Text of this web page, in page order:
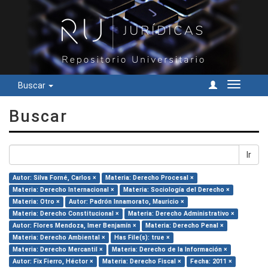
Buscar
Cambiar
Buscar
Ir
Autor: Silva Forné, Carlos ×
Materia: Derecho Procesal ×
Materia: Derecho Internacional ×
Materia: Sociología del Derecho ×
Materia: Otro ×
Autor: Padrón Innamorato, Mauricio ×
Materia: Derecho Constitucional ×
Materia: Derecho Administrativo ×
Autor: Flores Mendoza, Imer Benjamín ×
Materia: Derecho Penal ×
Materia: Derecho Ambiental ×
Has File(s): true ×
Materia: Derecho Mercantil ×
Materia: Derecho de la Información ×
Autor: Fix Fierro, Héctor ×
Materia: Derecho Fiscal × Fecha: 2011 ×